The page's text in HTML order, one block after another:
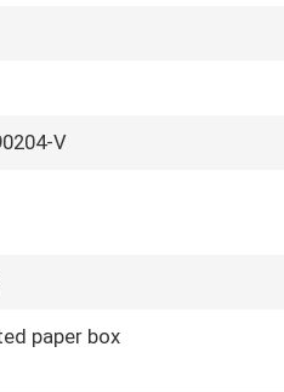
V
paper box